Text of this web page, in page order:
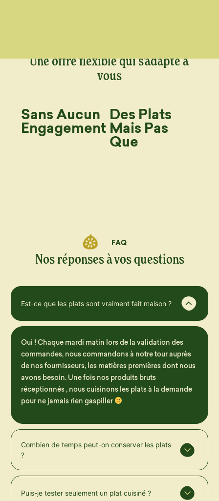
Une offre flexible qui s'adapte à
vous
Sans Aucun
Engagement
Des Plats
Mais Pas
Que
FAQ
Nos réponses à vos questions
Est-ce que les plats sont vraiment fait maison ?
Oui ! Chaque mardi matin lors de la validation des
commandes, nous commandons à notre tour auprès
de nos fournisseurs, les matières premières dont nous
avons besoin. Une fois nos produits bruts
réceptionnés , nous cuisinons les plats à la demande
pour ne jamais rien gaspiller
Combien de temps peut-on conserver les plats
?
Puis-je tester seulement un plat cuisiné ?